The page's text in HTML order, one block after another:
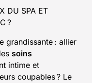
DU SPA ET
?
grandissante : allier
soins
intime et
coupables ? Le